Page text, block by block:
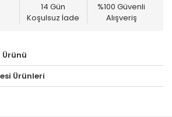
14 Gün
Koşulsuz İade
%100 Güvenli
Alışveriş
Ürünleri